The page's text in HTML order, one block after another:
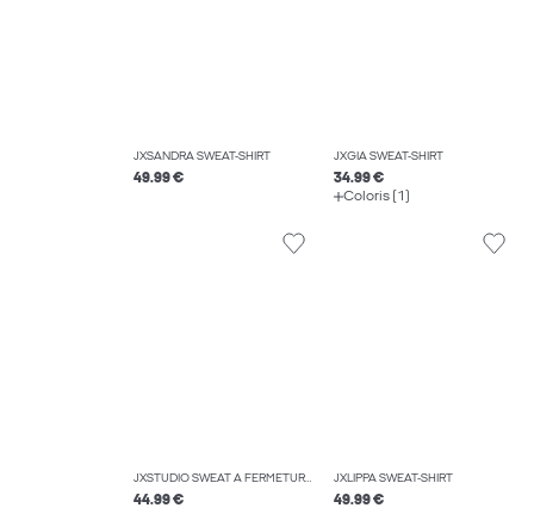
JXSANDRA SWEAT-SHIRT
49.99 €
JXGIA SWEAT-SHIRT
34.99 €
Coloris (1)
JXSTUDIO SWEAT À FERMETURE ÉCLAIR
44.99 €
JXLIPPA SWEAT-SHIRT
49.99 €